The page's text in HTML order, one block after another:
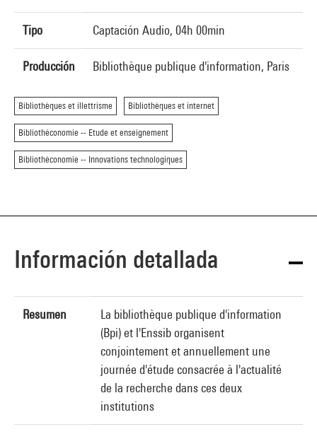
Tipo Captación Audio, 04h 00min
Producción Bibliothèque publique d'information, Paris
Bibliothèques et illettrisme Bibliothèques et internet
Bibliothéconomie -- Etude et enseignement
Bibliothéconomie -- Innovations technologiques
Información detallada
Resumen
La bibliothèque publique d'information
(Bpi) et l'Enssib organisent
conjointement et annuellement une
journée d'étude consacrée à l'actualité
de la recherche dans ces deux
institutions